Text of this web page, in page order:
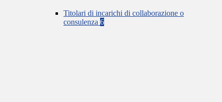
Titolari di incarichi di collaborazione o
consulenza 6